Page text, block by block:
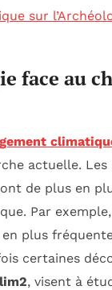
sur
face au
actuelle. Les
de plus en
Par
plus
certaines
, visent à